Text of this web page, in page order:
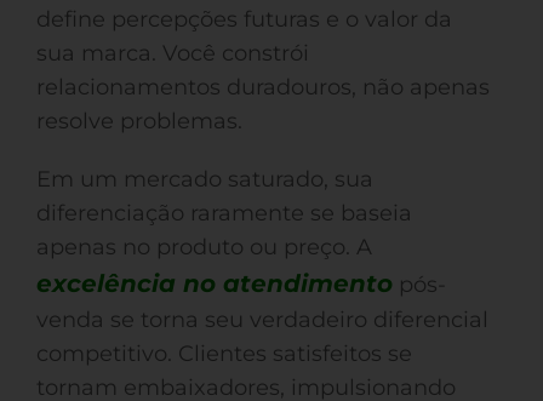
define percepções futuras e o valor da
sua marca. Você constrói
relacionamentos duradouros, não apenas
resolve problemas.
Em um mercado saturado, sua
diferenciação raramente se baseia
apenas no produto ou preço. A
excelência no atendimento pós-
venda se torna seu verdadeiro diferencial
competitivo. Clientes satisfeitos se
tornam embaixadores, impulsionando